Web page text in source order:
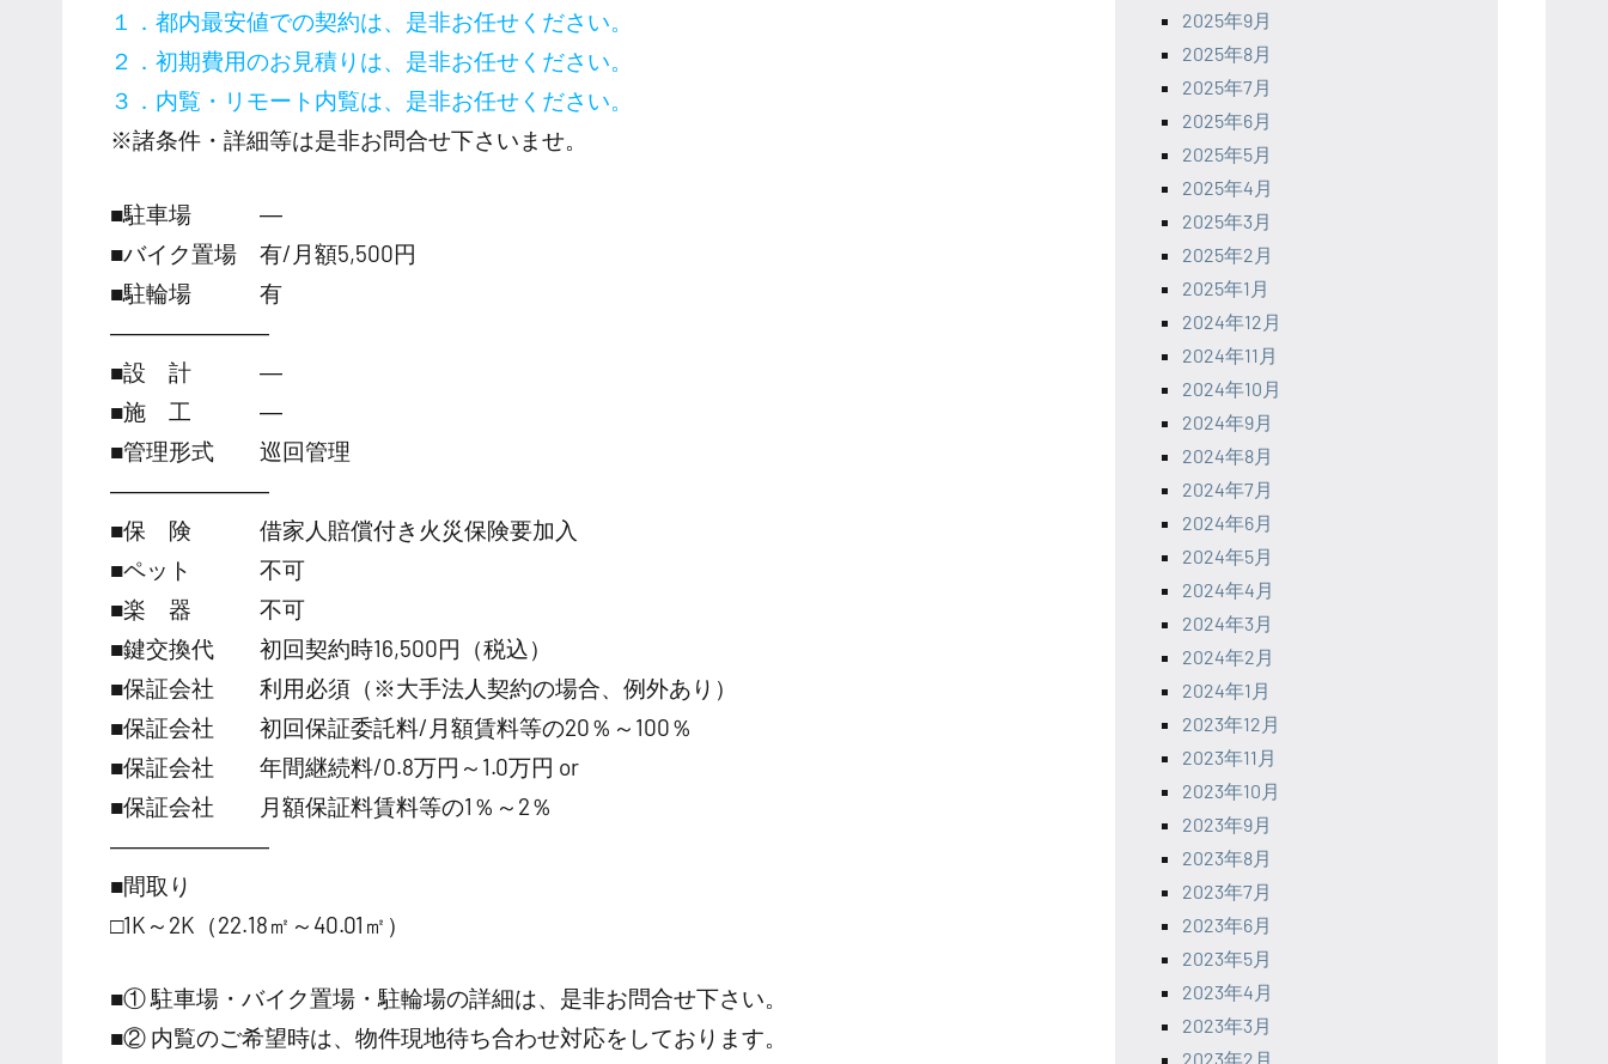
１．都内最安値での契約は、是非お任せください。
２．初期費用のお見積りは、是非お任せください。
３．内覧・リモート内覧は、是非お任せください。
※諸条件・詳細等は是非お問合せ下さいませ。
■駐車場 ―
■バイク置場 有/月額5,500円
■駐輪場 有
―――――――
■設 計 ―
■施 工 ―
■管理形式 巡回管理
―――――――
■保 険 借家人賠償付き火災保険要加入
■ペット 不可
■楽 器 不可
■鍵交換代 初回契約時16,500円（税込）
■保証会社 利用必須（※大手法人契約の場合、例外あり）
■保証会社 初回保証委託料/月額賃料等の20％～100％
■保証会社 年間継続料/0.8万円～1.0万円 or
■保証会社 月額保証料賃料等の1％～2％
―――――――
■間取り
□1K～2K（22.18㎡～40.01㎡）
■① 駐車場・バイク置場・駐輪場の詳細は、是非お問合せ下さい。
■② 内覧のご希望時は、物件現地待ち合わせ対応をしております。
2025年9月
2025年8月
2025年7月
2025年6月
2025年5月
2025年4月
2025年3月
2025年2月
2025年1月
2024年12月
2024年11月
2024年10月
2024年9月
2024年8月
2024年7月
2024年6月
2024年5月
2024年4月
2024年3月
2024年2月
2024年1月
2023年12月
2023年11月
2023年10月
2023年9月
2023年8月
2023年7月
2023年6月
2023年5月
2023年4月
2023年3月
2023年2月